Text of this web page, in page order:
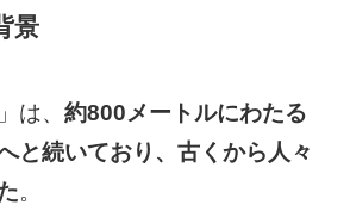
景
は、 約800メートルにわたる
と続いており、古くから人々
。